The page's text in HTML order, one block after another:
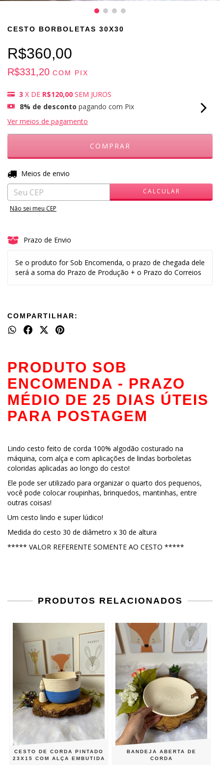
CESTO BORBOLETAS 30X30
R$360,00
R$331,20 COM PIX
3 X DE R$120,00 SEM JUROS
8% de desconto pagando com Pix
Ver meios de pagamento
Entregas para o CEP:
Meios de envio
CALCULAR
Não sei meu CEP
Prazo de Envio
Se o produto for Sob Encomenda, o prazo de chegada dele
será a soma do Prazo de Produção + o Prazo do Correios
COMPARTILHAR:
PRODUTO SOB
ENCOMENDA - PRAZO
MÉDIO DE 25 DIAS ÚTEIS
PARA POSTAGEM
Lindo cesto feito de corda 100% algodão costurado na
máquina, com alça e com aplicações de lindas borboletas
coloridas aplicadas ao longo do cesto!
Ele pode ser utilizado para organizar o quarto dos pequenos,
você pode colocar roupinhas, brinquedos, mantinhas, entre
outras coisas!
Um cesto lindo e super lúdico!
Medida do cesto 30 de diâmetro x 30 de altura
***** VALOR REFERENTE SOMENTE AO CESTO *****
PRODUTOS RELACIONADOS
CESTO DE CORDA PINTADO
23X15 COM ALÇA EMBUTIDA
BANDEJA ABERTA DE
CORDA